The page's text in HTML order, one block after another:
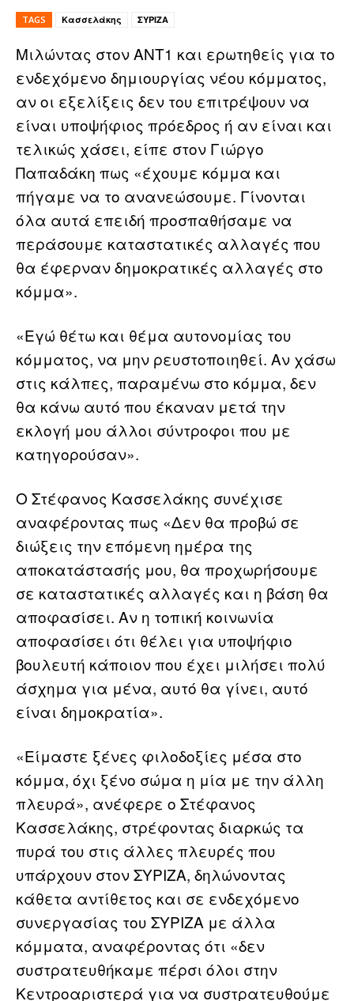
TAGS Κασσελάκης ΣΥΡΙΖΑ
Μιλώντας στον ΑΝΤ1 και ερωτηθείς για το
ενδεχόμενο δημιουργίας νέου κόμματος,
αν οι εξελίξεις δεν του επιτρέψουν να
είναι υποψήφιος πρόεδρος ή αν είναι και
τελικώς χάσει, είπε στον Γιώργο
Παπαδάκη πως «έχουμε κόμμα και
πήγαμε να το ανανεώσουμε. Γίνονται
όλα αυτά επειδή προσπαθήσαμε να
περάσουμε καταστατικές αλλαγές που
θα έφερναν δημοκρατικές αλλαγές στο
κόμμα».
«Εγώ θέτω και θέμα αυτονομίας του
κόμματος, να μην ρευστοποιηθεί. Αν χάσω
στις κάλπες, παραμένω στο κόμμα, δεν
θα κάνω αυτό που έκαναν μετά την
εκλογή μου άλλοι σύντροφοι που με
κατηγορούσαν».
Ο Στέφανος Κασσελάκης συνέχισε
αναφέροντας πως «Δεν θα προβώ σε
διώξεις την επόμενη ημέρα της
αποκατάστασής μου, θα προχωρήσουμε
σε καταστατικές αλλαγές και η βάση θα
αποφασίσει. Αν η τοπική κοινωνία
αποφασίσει ότι θέλει για υποψήφιο
βουλευτή κάποιον που έχει μιλήσει πολύ
άσχημα για μένα, αυτό θα γίνει, αυτό
είναι δημοκρατία».
«Είμαστε ξένες φιλοδοξίες μέσα στο
κόμμα, όχι ξένο σώμα η μία με την άλλη
πλευρά», ανέφερε ο Στέφανος
Κασσελάκης, στρέφοντας διαρκώς τα
πυρά του στις άλλες πλευρές που
υπάρχουν στον ΣΥΡΙΖΑ, δηλώνοντας
κάθετα αντίθετος και σε ενδεχόμενο
συνεργασίας του ΣΥΡΙΖΑ με άλλα
κόμματα, αναφέροντας ότι «δεν
συστρατευθήκαμε πέρσι όλοι στην
Κεντροαριστερά για να συστρατευθούμε